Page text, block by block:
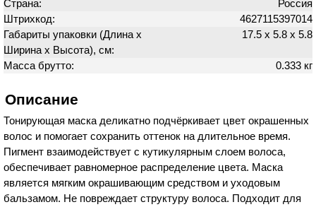
Страна:
Россия
Штрихкод:
4627115397014
Габариты упаковки (Длина х
Ширина х Высота), см:
17.5 х 5.8 х 5.8
Масса брутто: 0.333 кг
Описание
Тонирующая маска деликатно подчёркивает цвет окрашенных
волос и помогает сохранить оттенок на длительное время.
Пигмент взаимодействует с кутикулярным слоем волоса,
обеспечивает равномерное распределение цвета. Маска
является мягким окрашивающим средством и уходовым
бальзамом. Не повреждает структуру волоса. Подходит для